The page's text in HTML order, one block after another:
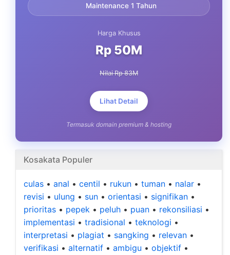
Maintenance 1 Tahun
Harga Khusus
Rp 50M
Nilai Rp 83M
Lihat Detail
Termasuk domain premium & hosting
Kosakata Populer
culas • anal • centil • rukun • tuman • nalar •
revisi • ulung • sun • orientasi • signifikan •
prioritas • pepek • peluh • puan • rekonsiliasi •
implementasi • tradisional • teknologi •
interpretasi • plagiat • sangking • relevan •
verifikasi • alternatif • ambigu • objektif •